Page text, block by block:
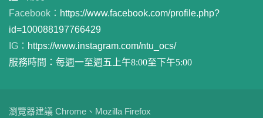
Facebook： https://www.facebook.com/profile.php?
id=100088197766429
IG： https://www.instagram.com/ntu_ocs/
服務時間：每週一至週五上午8:00至下午5:00
瀏覽器建議 Chrome、Mozilla Firefox